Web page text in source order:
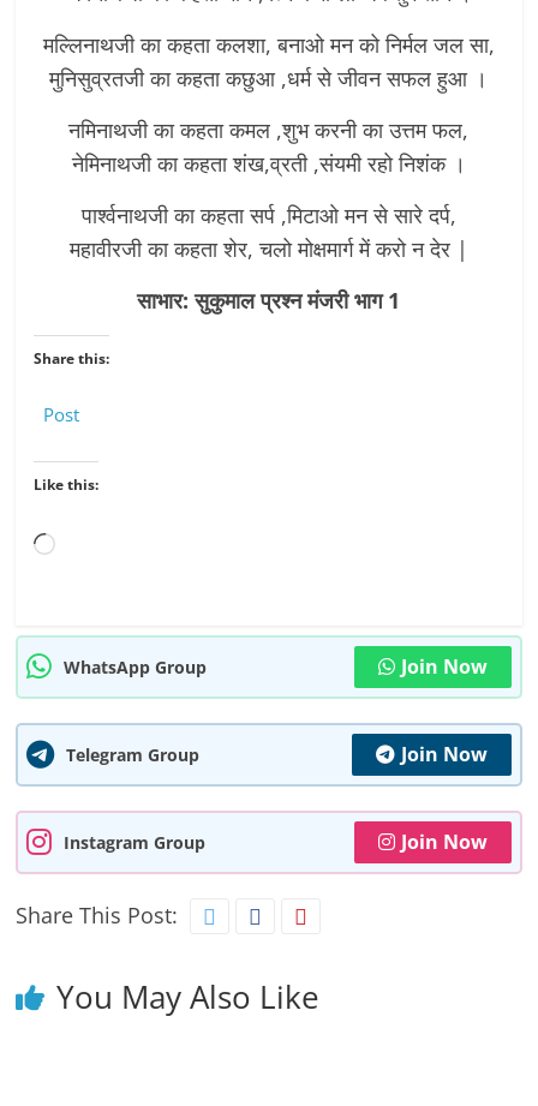
मल्लिनाथजी का कहता कलशा, बनाओ मन को निर्मल जल सा,
मुनिसुव्रतजी का कहता कछुआ ,धर्म से जीवन सफल हुआ ।
नमिनाथजी का कहता कमल ,शुभ करनी का उत्तम फल,
नेमिनाथजी का कहता शंख,व्रती ,संयमी रहो निशंक ।
पार्श्वनाथजी का कहता सर्प ,मिटाओ मन से सारे दर्प,
महावीरजी का कहता शेर, चलो मोक्षमार्ग में करो न देर |
साभार: सुकुमाल प्रश्न मंजरी भाग 1
Share this:
Post
Like this:
Loading…
WhatsApp Group Join Now
Telegram Group Join Now
Instagram Group Join Now
Share This Post:
You May Also Like